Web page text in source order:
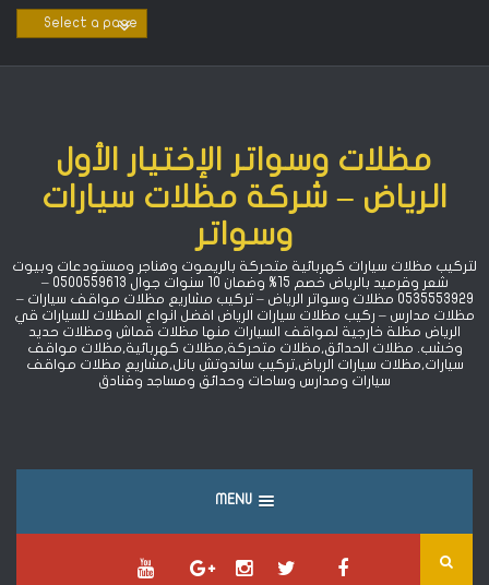
مظلات وسواتر الإختيار الأول
الرياض – شركة مظلات سيارات
وسواتر
لتركيب مظلات سيارات كهربائية متحركة بالريموت وهناجر ومستودعات وبيوت
شعر وقرميد بالرياض خصم 15% ‏وضمان 10 سنوات جوال 0500559613 –
0535553929 مظلات وسواتر الرياض – تركيب مشاريع مظلات مواقف سيارات –
مظلات مدارس – ركيب مظلات سيارات الرياض افضل انواع المظلات للسيارات قي
الرياض مظلة خارجية لمواقف السيارات منها مظلات قماش ومظلات حديد
وخشب. مظلات الحدائق,مظلات متحركة,مظلات كهربائية,مظلات مواقف
سيارات,مظلات سيارات الرياض,تركيب ساندوتش بانل,مشاريع مظلات مواقف
سيارات ومدارس وساحات وحدائق ومساجد وفنادق
MENU